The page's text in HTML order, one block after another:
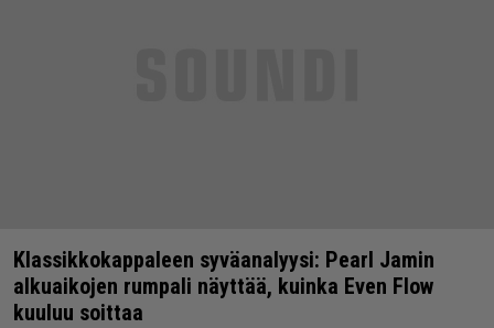
Klassikkokappaleen syväanalyysi: Pearl Jamin
alkuaikojen rumpali näyttää, kuinka Even Flow
kuuluu soittaa